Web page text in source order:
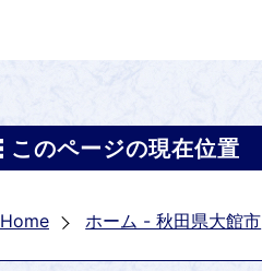
このページの現在位置
Home ホーム - 秋田県大館市